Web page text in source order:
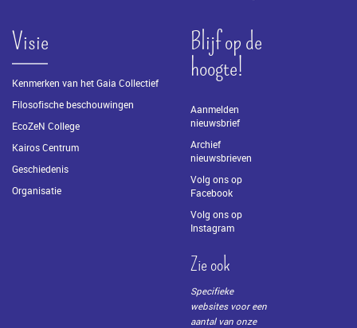
Visie
Kenmerken van het Gaia Collectief
Filosofische beschouwingen
EcoZeN College
Kairos Centrum
Geschiedenis
Organisatie
Blijf op de
hoogte!
Aanmelden
nieuwsbrief
Archief
nieuwsbrieven
Volg ons op
Facebook
Volg ons op
Instagram
Zie ook
Specifieke
websites voor een
aantal van onze